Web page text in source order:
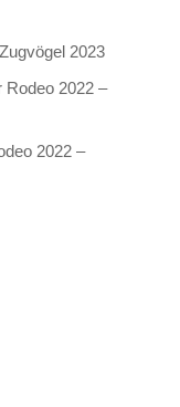
2023
Rodeo 2022 –
2022 –